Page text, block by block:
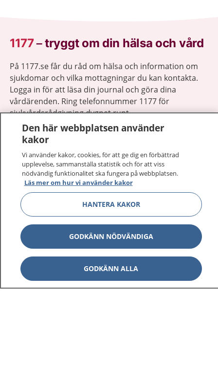
1177–tryggt om din hälsa och vård
På 1177.se får du råd om hälsa och information om
sjukdomar och vilka mottagningar du kan kontakta.
Logga in för att läsa din journal och göra dina
vårdärenden. Ring telefonnummer 1177 för
sjukvårdsrådgivning dygnet runt.
1177 ger dig råd när du vill må bättre.
1177 på flera språk
Om 1177 Visa
Kontakt Visa
Behandling av personuppgifter
Den här webbplatsen använder
kakor
Vi använder kakor, cookies, för att ge dig en förbättrad
upplevelse, sammanställa statistik och för att viss
nödvändig funktionalitet ska fungera på webbplatsen.
Läs mer om hur vi använder kakor
HANTERA KAKOR
GODKÄNN NÖDVÄNDIGA
GODKÄNN ALLA